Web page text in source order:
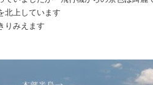
北上しています
りみえます